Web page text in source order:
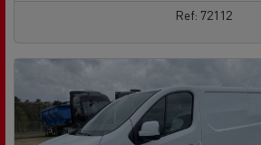
Ref: 72112